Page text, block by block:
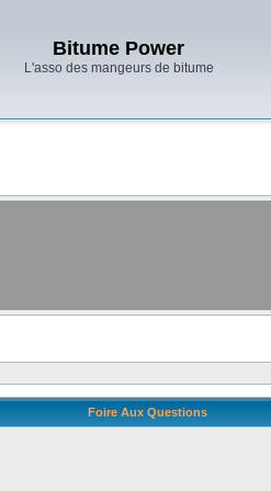
Bitume Power
L'asso des mangeurs de bitume
Foire Aux Questions